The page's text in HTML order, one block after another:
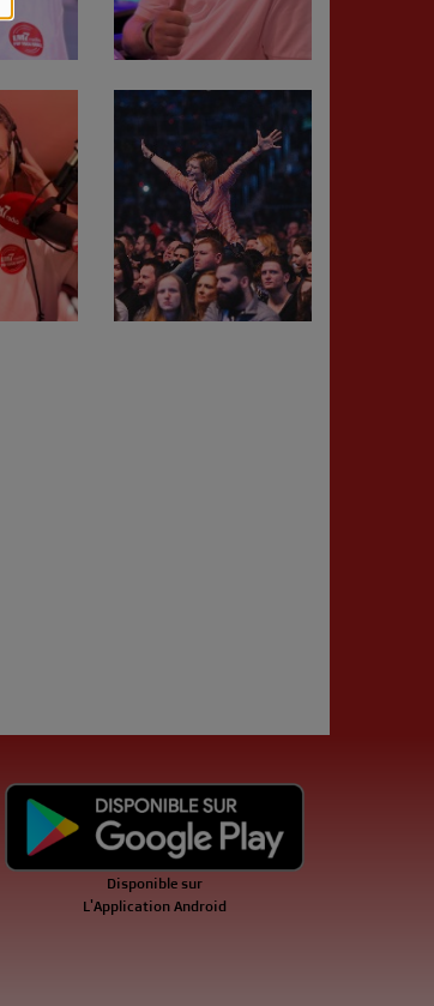
Disponible sur
L'Application Android